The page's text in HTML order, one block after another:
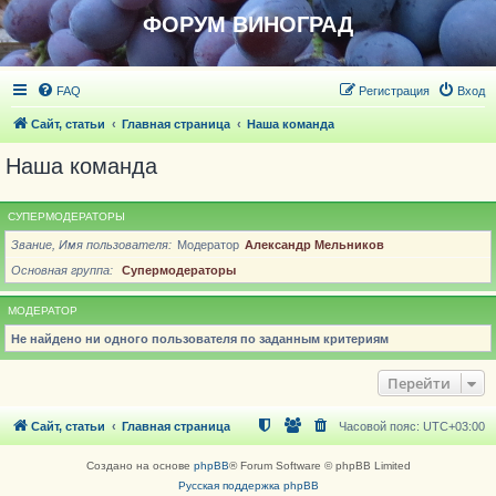
ФОРУМ ВИНОГРАД
FAQ Вход
Регистрация
Сайт, статьи Главная страница Наша команда
Наша команда
СУПЕРМОДЕРАТОРЫ
Звание, Имя пользователя Модератор Александр Мельников
Основная группа
Супермодераторы
МОДЕРАТОР
Не найдено ни одного пользователя по заданным критериям
Перейти
Сайт, статьи Главная страница Часовой пояс: UTC+03:00
Создано на основе phpBB® Forum Software © phpBB Limited
Русская поддержка phpBB